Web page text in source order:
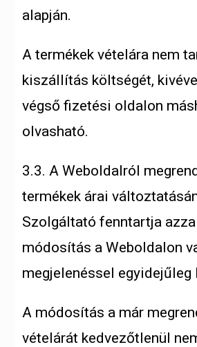
alapján.
A termékek vételára nem
kiszállítás költségét,
végső fizetési oldalon
olvasható.
3.3. A Weboldalról
termékek árai
Szolgáltató fenntartja
módosítás a Weboldalon
megjelenéssel egyidejűleg
A módosítás a már
vételárát kedvezőtlenül